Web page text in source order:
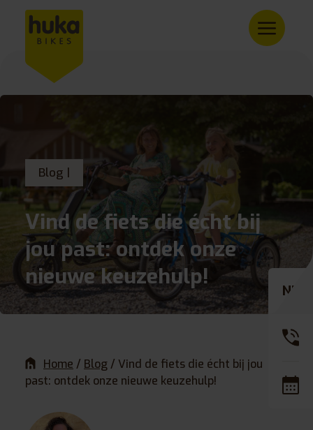
Blog |
Vind de fiets die écht bij
jou past: ontdek onze
nieuwe keuzehulp!
Home / Blog / Vind de fiets die écht bij jou
past: ontdek onze nieuwe keuzehulp!
NL